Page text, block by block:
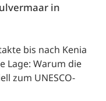
in
bis nach Kenia
Lage: Warum die
zum UNESCO-